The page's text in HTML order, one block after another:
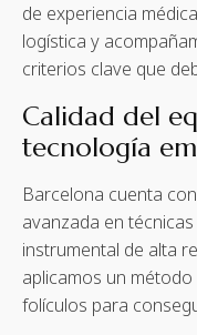
de experiencia
logística y
criterios clave que
Calidad del
tecnología
Barcelona cuenta
avanzada en
instrumental de alta
aplicamos un
folículos para